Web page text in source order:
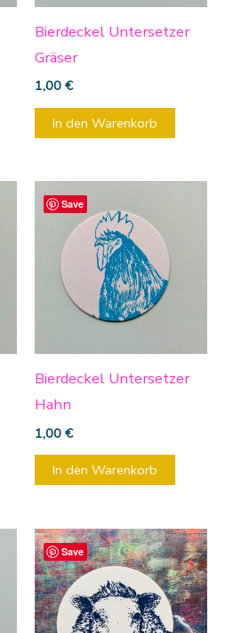
Bierdeckel Untersetzer
Gräser
1,00 €
In den Warenkorb
Save
Bierdeckel Untersetzer
Hahn
1,00 €
In den Warenkorb
Save